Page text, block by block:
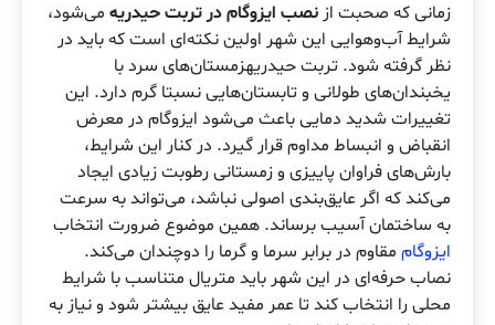
زمانی که صحبت از نصب ایزوگام در تربت حیدریه می‌شود،
شرایط آب‌وهوایی این شهر اولین نکته‌ای است که باید در
نظر گرفته شود. تربت حیدریهزمستان‌های سرد با
یخبندان‌های طولانی و تابستان‌هایی نسبتا گرم دارد. این
تغییرات شدید دمایی باعث می‌شود ایزوگام در معرض
انقباض و انبساط مداوم قرار گیرد. در کنار این شرایط،
بارش‌های فراوان پاییزی و زمستانی رطوبت زیادی ایجاد
می‌کند که اگر عایق‌بندی اصولی نباشد، می‌تواند به سرعت
به ساختمان آسیب برساند. همین موضوع ضرورت انتخاب
ایزوگام مقاوم در برابر سرما و گرما را دوچندان می‌کند.
نصاب حرفه‌ای در این شهر باید متریال متناسب با شرایط
محلی را انتخاب کند تا عمر مفید عایق بیشتر شود و نیاز به